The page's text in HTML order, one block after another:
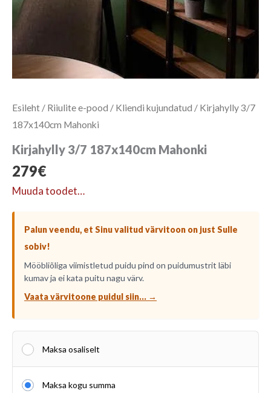
Esileht / Riiulite e-pood / Kliendi kujundatud / Kirjahylly 3/7
187x140cm Mahonki
Kirjahylly 3/7 187x140cm Mahonki
279€
Muuda toodet…
Palun veendu, et Sinu valitud värvitoon on just Sulle
sobiv!
Mööbliõliga viimistletud puidu pind on puidumustrit läbi
kumav ja ei kata puitu nagu värv.
Vaata värvitoone puidul siin... →
Maksa osaliselt
Maksa kogu summa